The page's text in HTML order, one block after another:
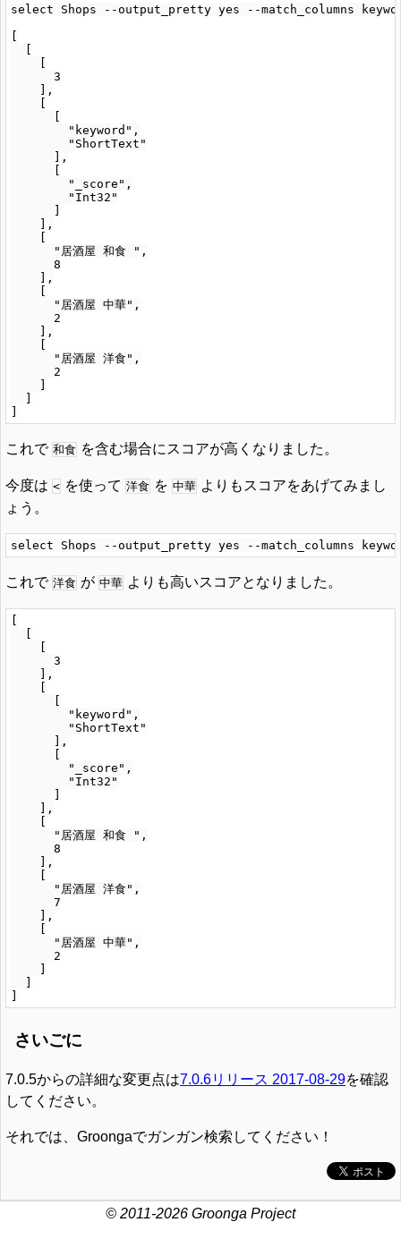
select Shops --output_pretty yes --match_columns
      3
    ],
        "keyword",
        "ShortText"
      ],
        "_score",
        "Int32"
    ],
      "居酒屋 和食 ",
      8
    ],
      "居酒屋 中華",
      2
    ],
      "居酒屋 洋食",
      2
これで 和食 を含む場合にスコアが高くなりました。
今度は < を使って 洋食 を 中華 よりもスコアをあげてみまし
ょう。
これで 洋食 が 中華 よりも高いスコアとなりました。
      3
    ],
        "keyword",
        "ShortText"
      ],
        "_score",
        "Int32"
    ],
      "居酒屋 和食 ",
      8
    ],
      "居酒屋 洋食",
      7
    ],
      "居酒屋 中華",
      2
さいごに
7.0.5からの詳細な変更点は7.0.6リリース 2017-08-29を確認
してください。
それでは、Groongaでガンガン検索してください！
© 2011-2026 Groonga Project